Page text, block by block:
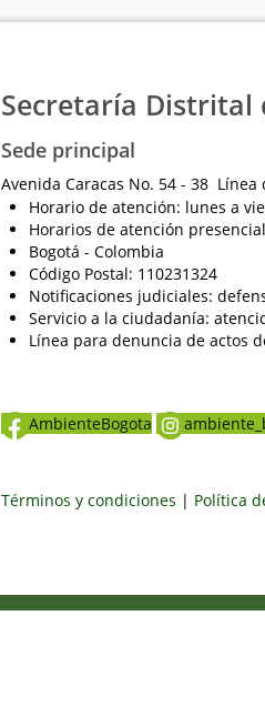
Secretaría Distrital
Sede principal
Avenida Caracas No. 54 - 38 Línea
Horario de atención: lunes a
Horarios de atención
Bogotá - Colombia
Código Postal: 110231324
Notificaciones judiciales:
Servicio a la ciudadanía:
Línea para denuncia de actos
AmbienteBogota
Términos y condiciones | Política